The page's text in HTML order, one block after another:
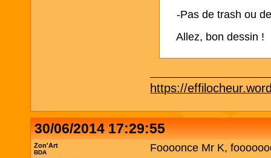
-Pas de trash ou
Allez, bon dessin !
https://
30/06/2014 17:29:55
Zon'Art
BDA Foooonce Mr K,